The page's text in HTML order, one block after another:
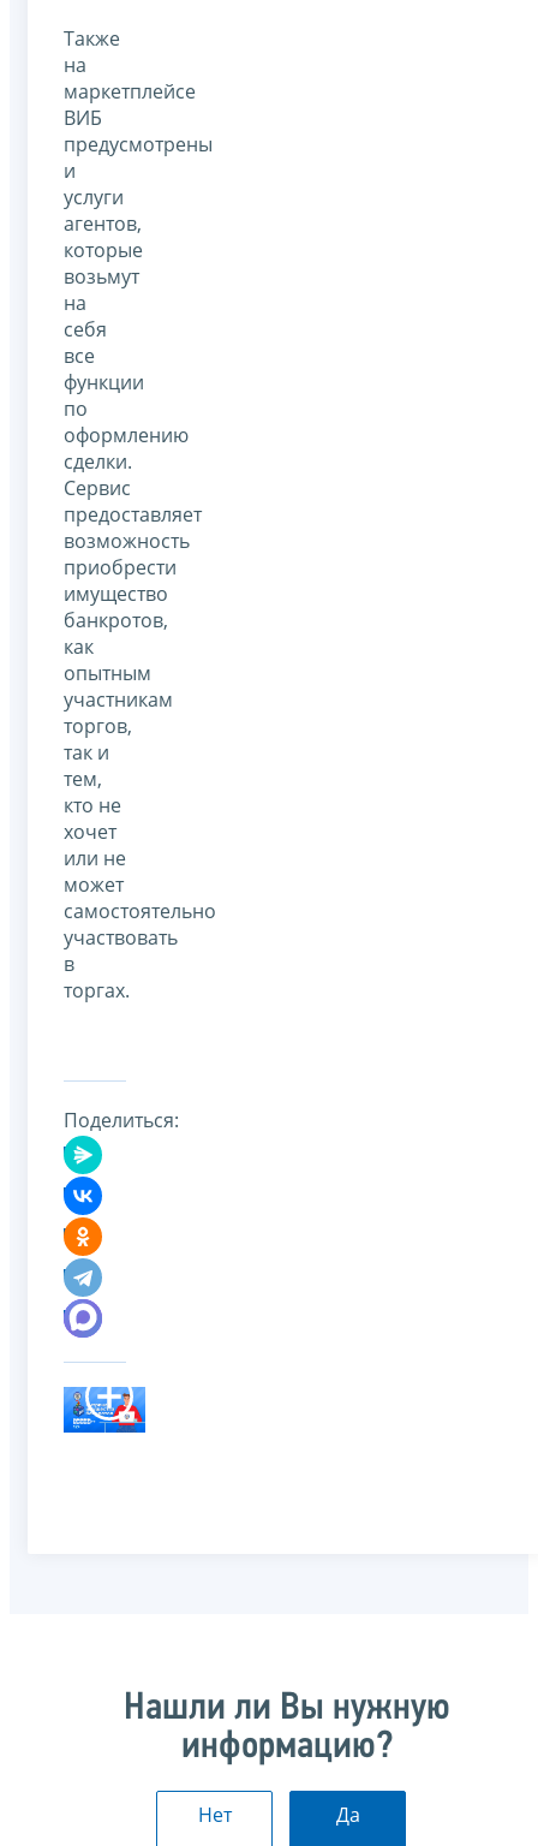
Также
на
маркетплейсе
ВИБ
предусмотрены
и
услуги
агентов,
которые
возьмут
на
себя
все
функции
по
оформлению
сделки.
Сервис
предоставляет
возможность
приобрести
имущество
банкротов,
как
опытным
участникам
торгов,
так и
тем,
кто не
хочет
или не
может
самостоятельно
участвовать
в
торгах.
Поделиться:
Нашли ли Вы нужную
информацию?
Нет Да